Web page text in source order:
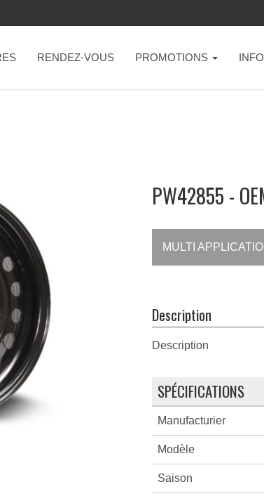
RENDEZ-VOUS PROMOTIONS
PW42855 -
MULTI
Description
Description
SPÉCIFICATIONS
Manufacturier
Modèle
Saison